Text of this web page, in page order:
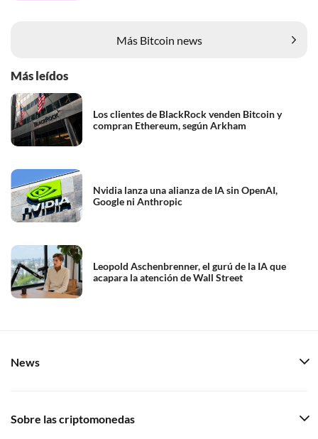
Más Bitcoin news
Más leídos
Los clientes de BlackRock venden Bitcoin y
compran Ethereum, según Arkham
Nvidia lanza una alianza de IA sin OpenAI,
Google ni Anthropic
Leopold Aschenbrenner, el gurú de la IA que
acapara la atención de Wall Street
News
Sobre las criptomonedas